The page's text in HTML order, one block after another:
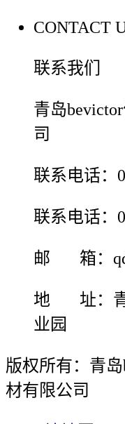
CONTACT
联系我们
青岛
司
联系电话：
联系电话：
邮 箱：
地 址：青
业园
版权所有：青
材有限公司